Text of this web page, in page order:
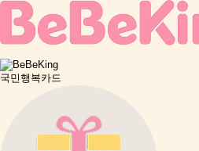
국민행복카드